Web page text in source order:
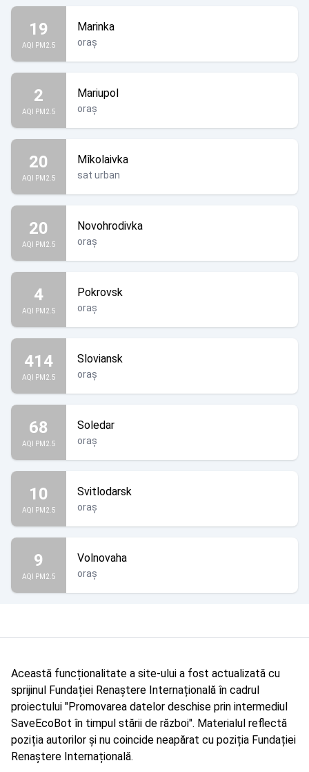
19
AQI PM2.5
Marinka
oraș
2
AQI PM2.5
Mariupol
oraș
20
AQI PM2.5
Mîkolaivka
sat urban
20
AQI PM2.5
Novohrodivka
oraș
4
AQI PM2.5
Pokrovsk
oraș
414
AQI PM2.5
Sloviansk
oraș
68
AQI PM2.5
Soledar
oraș
10
AQI PM2.5
Svitlodarsk
oraș
9
AQI PM2.5
Volnovaha
oraș
Această funcționalitate a site-ului a fost actualizată cu
sprijinul Fundației Renaștere Internațională în cadrul
proiectului "Promovarea datelor deschise prin intermediul
SaveEcoBot în timpul stării de război". Materialul reflectă
poziția autorilor și nu coincide neapărat cu poziția Fundației
Renaștere Internațională.